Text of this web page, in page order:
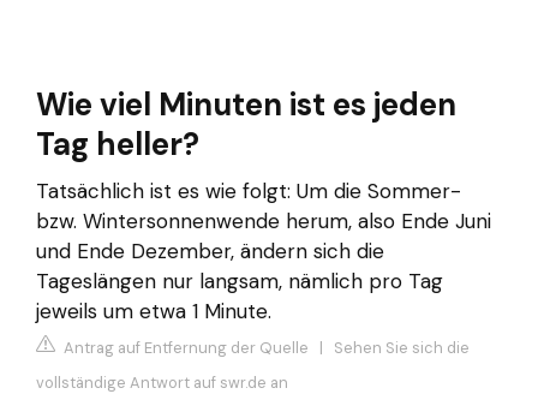
Wie viel Minuten ist es jeden
Tag heller?
Tatsächlich ist es wie folgt: Um die Sommer-
bzw. Wintersonnenwende herum, also Ende Juni
und Ende Dezember, ändern sich die
Tageslängen nur langsam, nämlich pro Tag
jeweils um etwa 1 Minute.
Antrag auf Entfernung der Quelle | Sehen Sie sich die
vollständige Antwort auf swr.de an